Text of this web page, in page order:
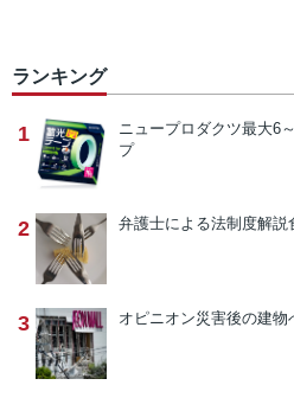
ランキング
1 ニュープロダクツ最大6
プ
2 弁護士による法制度解説
3 オピニオン災害後の建物